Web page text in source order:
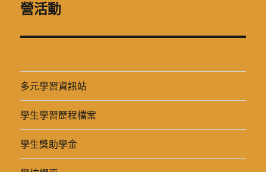
一
文
營活動
多元學習資訊站
學生學習歷程檔案
學生獎助學金